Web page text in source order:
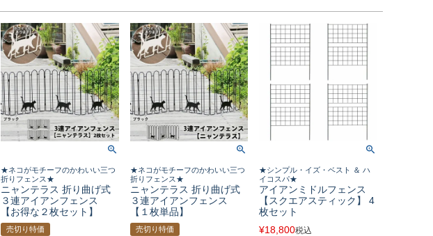
★ネコがモチーフのかわいい三つ
折りフェンス★
ニャンテラス 折り曲げ式
３連アイアンフェンス
【お得な２枚セット】
売切り特価
★ネコがモチーフのかわいい三つ
折りフェンス★
ニャンテラス 折り曲げ式
３連アイアンフェンス
【１枚単品】
売切り特価
★シンプル・イズ・ベスト ＆ ハ
イコスパ★
アイアンミドルフェンス
【スクエアスティック】 4
枚セット
¥18,800税込